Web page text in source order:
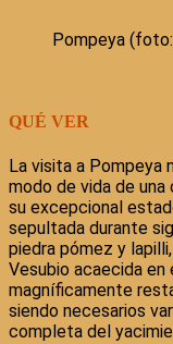
Pompeya
QUÉ VER
La visita a Pompeya
modo de vida de una
su excepcional
sepultada durante
piedra pómez y
Vesubio acaecida en
magníficamente
siendo necesarios
completa del